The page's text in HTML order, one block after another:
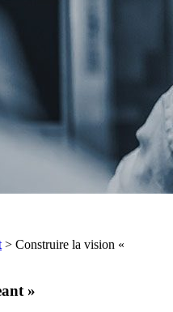
> Construire la vision «
»